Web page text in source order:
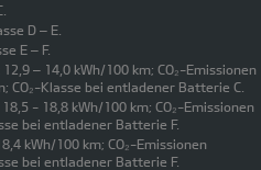
D – E.
E – F.
– 14,0 kWh/100 km; CO₂-Emissionen
Klasse bei entladener Batterie C.
- 18,8 kWh/100 km; CO₂-Emissionen
bei entladener Batterie F.
kWh/100 km; CO₂-Emissionen
bei entladener Batterie F.